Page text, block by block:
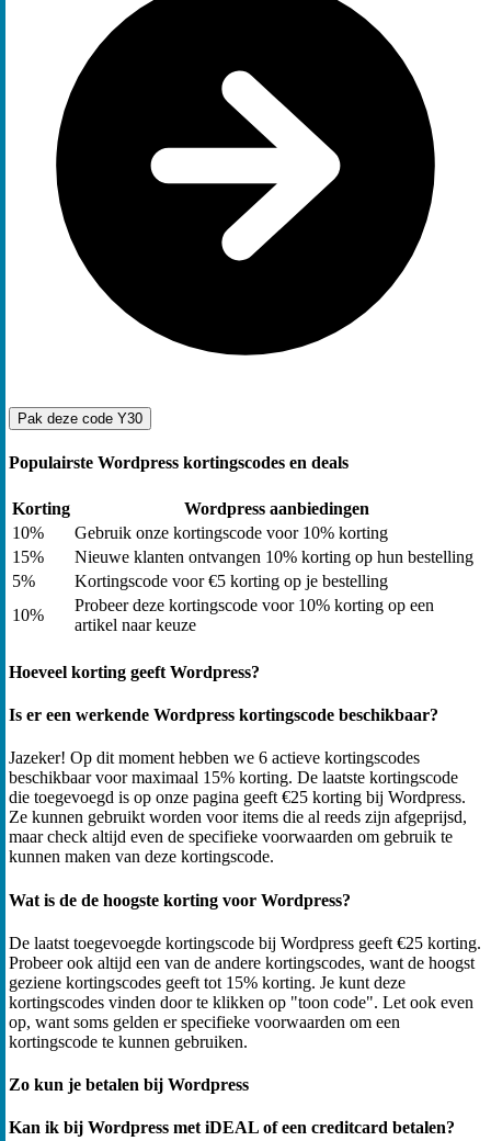
Pak deze code Y30
Populairste Wordpress kortingscodes en deals
Korting
Wordpress aanbiedingen
10%
Gebruik onze kortingscode voor 10% korting
15%
Nieuwe klanten ontvangen 10% korting op hun bestelling
5%
Kortingscode voor €5 korting op je bestelling
10%
Probeer deze kortingscode voor 10% korting op een
artikel naar keuze
Hoeveel korting geeft Wordpress?
Is er een werkende Wordpress kortingscode beschikbaar?
Jazeker! Op dit moment hebben we 6 actieve kortingscodes
beschikbaar voor maximaal 15% korting. De laatste kortingscode
die toegevoegd is op onze pagina geeft €25 korting bij Wordpress.
Ze kunnen gebruikt worden voor items die al reeds zijn afgeprijsd,
maar check altijd even de specifieke voorwaarden om gebruik te
kunnen maken van deze kortingscode.
Wat is de de hoogste korting voor Wordpress?
De laatst toegevoegde kortingscode bij Wordpress geeft €25 korting.
Probeer ook altijd een van de andere kortingscodes, want de hoogst
geziene kortingscodes geeft tot 15% korting. Je kunt deze
kortingscodes vinden door te klikken op "toon code". Let ook even
op, want soms gelden er specifieke voorwaarden om een
kortingscode te kunnen gebruiken.
Zo kun je betalen bij Wordpress
Kan ik bij Wordpress met iDEAL of een creditcard betalen?